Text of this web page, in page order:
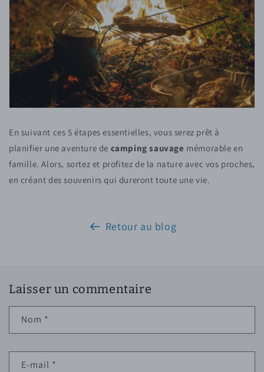
En suivant ces 5 étapes essentielles, vous serez prêt à
planifier une aventure de camping sauvage mémorable en
famille. Alors, sortez et profitez de la nature avec vos proches,
en créant des souvenirs qui dureront toute une vie.
Retour au blog
Laisser un commentaire
Nom *
E-mail *